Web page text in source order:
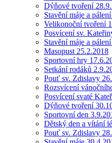
Dýňové tvoření
Stavění máje a
Velikonoční tvoření
Posvícení sv.
Stavění máje a
Masopust 25.2.2018
Sportovní hry
Setkání rodáků
Pouť sv. Zdislavy
Rozsvícení
Posvícení svaté
Dýňové tvoření
Sportovní den
Dětský den a vítání
Pouť sv. Zdislavy